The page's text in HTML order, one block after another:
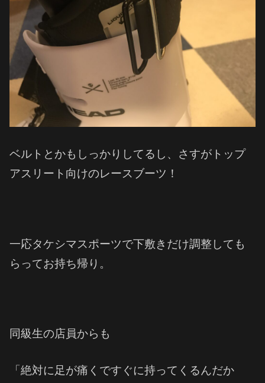
ベルトとかもしっかりしてるし、さすがトップ
アスリート向けのレースブーツ！
一応タケシマスポーツで下敷きだけ調整しても
らってお持ち帰り。
同級生の店員からも
「絶対に足が痛くですぐに持ってくるんだか